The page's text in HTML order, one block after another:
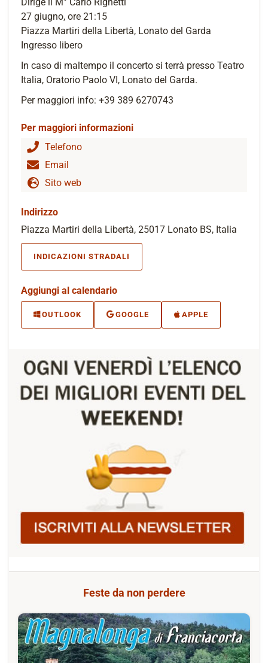
27 giugno, ore 21:15
Piazza Martiri della Libertà, Lonato del Garda
Ingresso libero
In caso di maltempo il concerto si terrà presso Teatro
Italia, Oratorio Paolo VI, Lonato del Garda.
Per maggiori info: +39 389 6270743
Per maggiori informazioni
Telefono
Email
Sito web
Indirizzo
Piazza Martiri della Libertà, 25017 Lonato BS, Italia
INDICAZIONI STRADALI
Aggiungi al calendario
OUTLOOK GOOGLE APPLE
Feste da non perdere